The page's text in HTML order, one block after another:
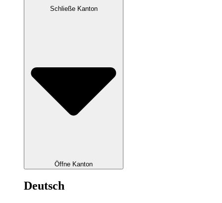
Schließe Kanton
Öffne Kanton
Deutsch